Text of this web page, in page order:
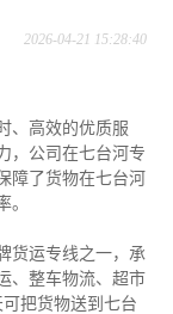
2026-04-21 15:28:40
、高效的优质服
，公司在七台河专
障了货物在七台河
运专线之一， 承
、整车物流、超市
把货物送到七台